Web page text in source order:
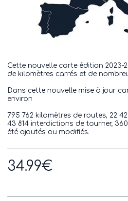
Cette nouvelle carte édition 2023-
de kilomètres carrés et de
Dans cette nouvelle mise à jour
environ
795 762 kilomètres de routes, 22
43 814 interdictions de tourner,
été ajoutés ou modifiés.
34.99€